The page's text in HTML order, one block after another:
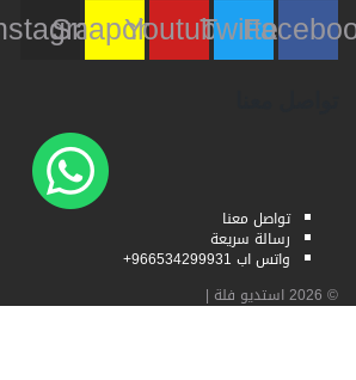
Twitter
Youtube
Snapchat
Instagram
تواصل معنا
رسالة سريعة
واتس اب 966534299931+
استديو فلة|